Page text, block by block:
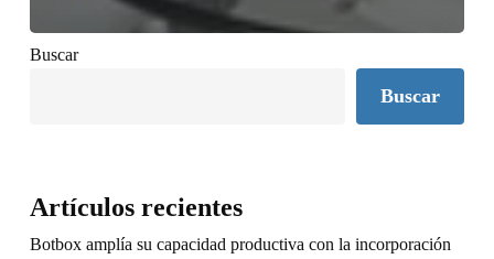
Buscar
Buscar
Artículos recientes
Botbox amplía su capacidad productiva con la incorporación